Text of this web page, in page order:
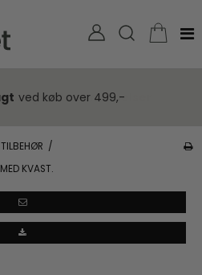
ved køb over 499,-
TILBEHØR /
KVAST.